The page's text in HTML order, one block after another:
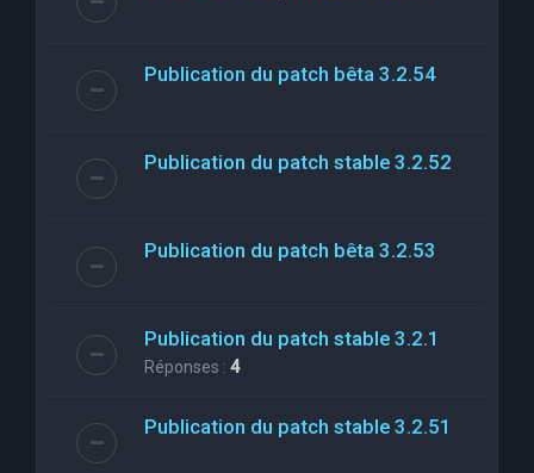
Publication du patch bêta 3.2.54
Publication du patch stable 3.2.52
Publication du patch bêta 3.2.53
Publication du patch stable 3.2.1
Réponses : 4
Publication du patch stable 3.2.51